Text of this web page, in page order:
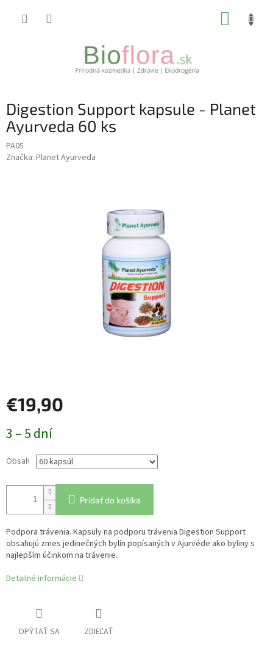
Digestion Support kapsule - Planet
Ayurveda 60 ks
PA05
Značka: Planet Ayurveda
€19,90
cena:
3 – 5 dní
Obsah
Pridať do košíka
Podpora trávenia. Kapsuly na podporu trávenia Digestion Support
obsahujú zmes jedinečných bylín popísaných v Ajurvéde ako byliny s
najlepším účinkom na trávenie.
Detailné informácie
OPÝTAŤ SA ZDIEĽAŤ